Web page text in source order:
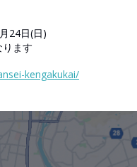
24日(日)
ます
kengakukai/